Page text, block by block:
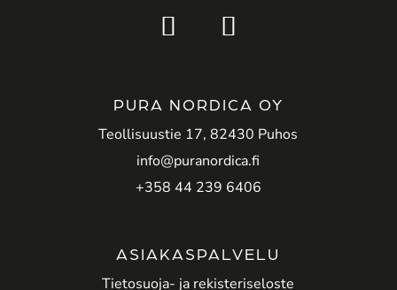
PURA NORDICA OY
Teollisuustie 17, 82430 Puhos
info@puranordica.fi
+358 44 239 6406
ASIAKASPALVELU
Tietosuoja- ja rekisteriseloste